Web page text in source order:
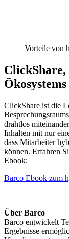
Vorteile von
ClickShare,
ClickShare ist die
drahtlos
Inhalten mit nur
dass Mitarbeiter
können. Erfahren
Ebook:
Barco Ebook zum
Über Barco
Barco entwickelt
Ergebnisse